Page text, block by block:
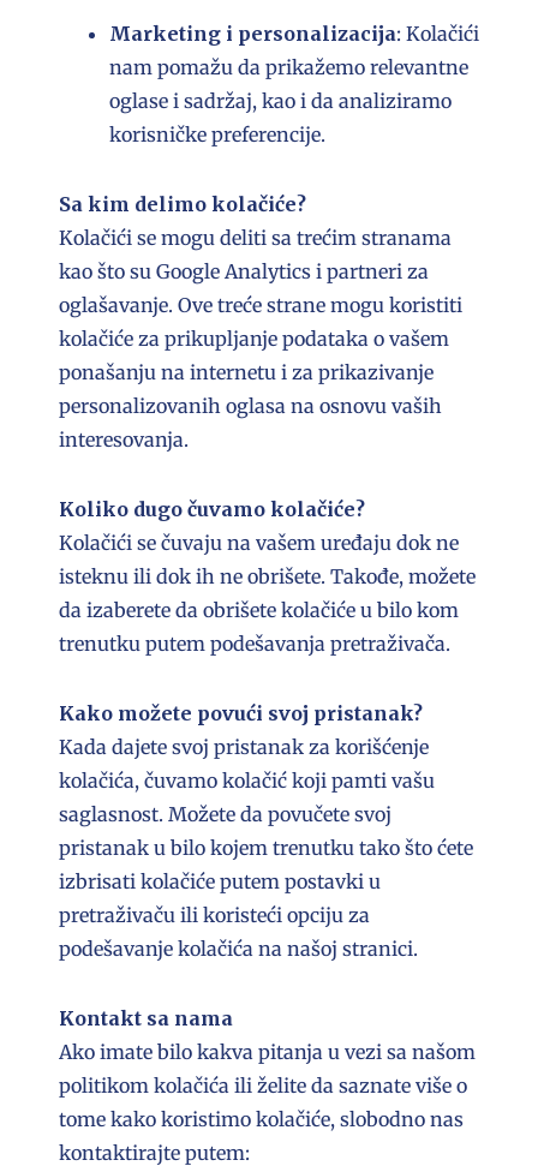
Marketing i personalizacija: Kolačići
nam pomažu da prikažemo relevantne
oglase i sadržaj, kao i da analiziramo
korisničke preferencije.
Sa kim delimo kolačiće?
Kolačići se mogu deliti sa trećim stranama
kao što su Google Analytics i partneri za
oglašavanje. Ove treće strane mogu koristiti
kolačiće za prikupljanje podataka o vašem
ponašanju na internetu i za prikazivanje
personalizovanih oglasa na osnovu vaših
interesovanja.
Koliko dugo čuvamo kolačiće?
Kolačići se čuvaju na vašem uređaju dok ne
isteknu ili dok ih ne obrišete. Takođe, možete
da izaberete da obrišete kolačiće u bilo kom
trenutku putem podešavanja pretraživača.
Kako možete povući svoj pristanak?
Kada dajete svoj pristanak za korišćenje
kolačića, čuvamo kolačić koji pamti vašu
saglasnost. Možete da povučete svoj
pristanak u bilo kojem trenutku tako što ćete
izbrisati kolačiće putem postavki u
pretraživaču ili koristeći opciju za
podešavanje kolačića na našoj stranici.
Kontakt sa nama
Ako imate bilo kakva pitanja u vezi sa našom
politikom kolačića ili želite da saznate više o
tome kako koristimo kolačiće, slobodno nas
kontaktirajte putem: